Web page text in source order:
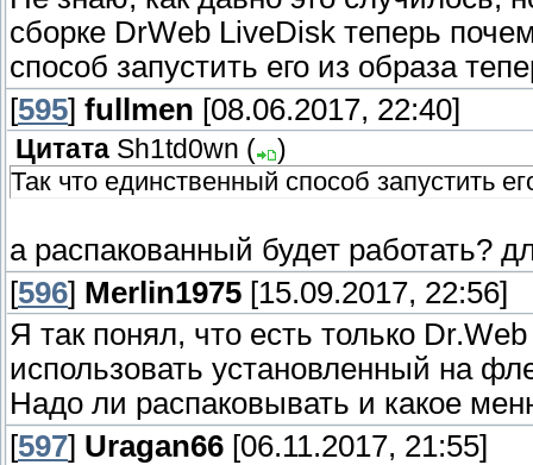
сборке DrWeb LiveDisk теперь
способ запустить его из образа
[595] fullmen [08.06.2017, 22:40]
Цитата Sh1td0wn (
)
Так что единственный способ запустить
а распакованный будет работать?
[596] Merlin1975 [15.09.2017, 22:56]
Я так понял, что есть только
использовать установленный на
Надо ли распаковывать и какое
[597] Uragan66 [06.11.2017, 21:55]